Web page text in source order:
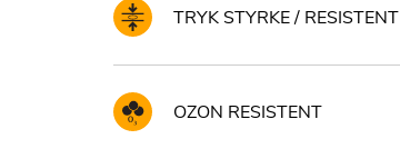
TRYK STYRKE / RESISTENT
OZON RESISTENT